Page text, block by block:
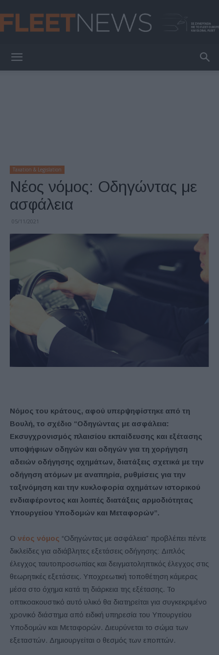
Taxation & Legislation
Νέος νόμος: Οδηγώντας με
ασφάλεια
05/11/2021
Νόμος του κράτους, αφού υπερψηφίστηκε από τη
Βουλή, το σχέδιο “Οδηγώντας με ασφάλεια:
Εκσυγχρονισμός πλαισίου εκπαίδευσης και εξέτασης
υποψήφιων οδηγών και οδηγών για τη χορήγηση
αδειών οδήγησης οχημάτων, διατάξεις σχετικά με την
οδήγηση ατόμων με αναπηρία, ρυθμίσεις για την
ταξινόμηση και την κυκλοφορία οχημάτων ιστορικού
ενδιαφέροντος και λοιπές διατάξεις αρμοδιότητας
Υπουργείου Υποδομών και Μεταφορών”.
Ο νέος νόμος “Οδηγώντας με ασφάλεια” προβλέπει πέντε
δικλείδες για αδιάβλητες εξετάσεις οδήγησης: Διπλός
έλεγχος ταυτοπροσωπίας και δειγματοληπτικός έλεγχος στις
θεωρητικές εξετάσεις. Υποχρεωτική τοποθέτηση κάμερας
μέσα στο όχημα κατά τη διάρκεια της εξέτασης. Το
οπτικοακουστικό αυτό υλικό θα διατηρείται για συγκεκριμένο
χρονικό διάστημα από ειδική υπηρεσία του Υπουργείου
Υποδομών και Μεταφορών. Διευρύνεται το σώμα των
εξεταστών. Δημιουργείται ο θεσμός των εποπτών.